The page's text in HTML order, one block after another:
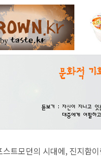
대에, 진지함이란 새